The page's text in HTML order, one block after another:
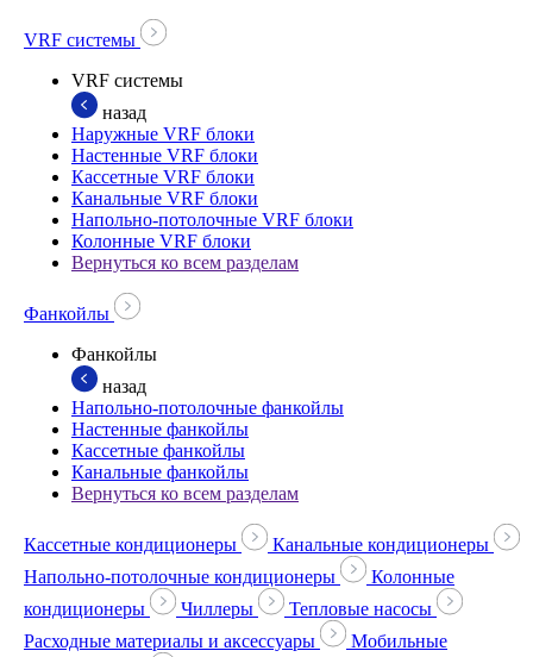
VRF системы
VRF системы
назад
Наружные VRF блоки
Настенные VRF блоки
Кассетные VRF блоки
Канальные VRF блоки
Напольно-потолочные VRF блоки
Колонные VRF блоки
Вернуться ко всем разделам
Фанкойлы
Фанкойлы
назад
Напольно-потолочные фанкойлы
Настенные фанкойлы
Кассетные фанкойлы
Канальные фанкойлы
Вернуться ко всем разделам
Кассетные кондиционеры
Канальные кондиционеры
Напольно-потолочные кондиционеры
Колонные
кондиционеры
Чиллеры
Тепловые насосы
Расходные материалы и аксессуары
Мобильные